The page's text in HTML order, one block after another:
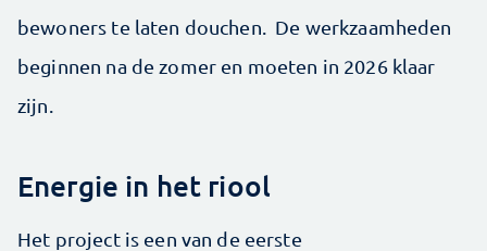
bewoners te laten douchen. De werkzaamheden
beginnen na de zomer en moeten in 2026 klaar
zijn.
Energie in het riool
Het project is een van de eerste